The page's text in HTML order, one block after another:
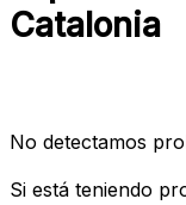
Catalonia
No detectamos
Si está teniendo